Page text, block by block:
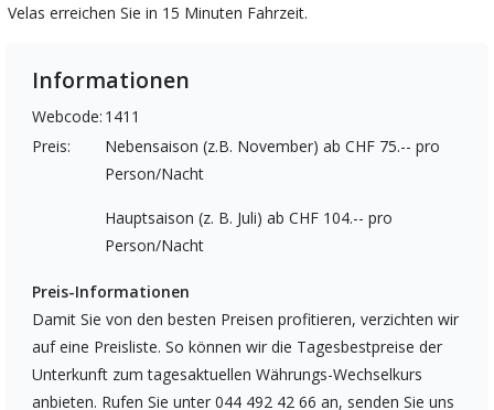
Velas erreichen Sie in 15 Minuten Fahrzeit.
Informationen
Webcode: 1411
Preis:
Nebensaison (z.B. November) ab CHF 75.-- pro
Person/Nacht
Hauptsaison (z. B. Juli) ab CHF 104.-- pro
Person/Nacht
Preis-Informationen
Damit Sie von den besten Preisen profitieren, verzichten wir
auf eine Preisliste. So können wir die Tagesbestpreise der
Unterkunft zum tagesaktuellen Währungs-Wechselkurs
anbieten. Rufen Sie unter 044 492 42 66 an, senden Sie uns